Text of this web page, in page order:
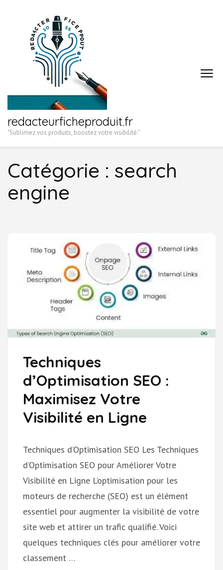
redacteurficheproduit.fr
"Sublimez vos produits, boostez votre visibilité."
Catégorie : search
engine
Techniques
d’Optimisation SEO :
Maximisez Votre
Visibilité en Ligne
Techniques d’Optimisation SEO Les Techniques
d’Optimisation SEO pour Améliorer Votre
Visibilité en Ligne L’optimisation pour les
moteurs de recherche (SEO) est un élément
essentiel pour augmenter la visibilité de votre
site web et attirer un trafic qualifié. Voici
quelques techniques clés pour améliorer votre
classement …